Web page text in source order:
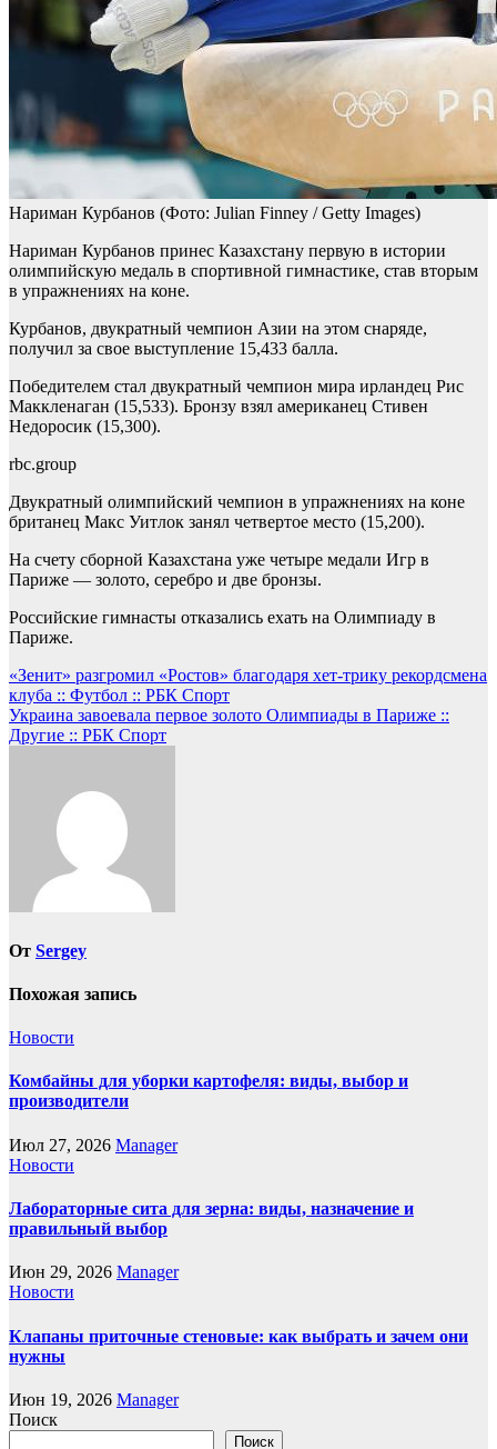
Нариман Курбанов (Фото: Julian Finney / Getty Images)
Нариман Курбанов принес Казахстану первую в истории
олимпийскую медаль в спортивной гимнастике, став вторым
в упражнениях на коне.
Курбанов, двукратный чемпион Азии на этом снаряде,
получил за свое выступление 15,433 балла.
Победителем стал двукратный чемпион мира ирландец Рис
Маккленаган (15,533). Бронзу взял американец Стивен
Недоросик (15,300).
rbc.group
Двукратный олимпийский чемпион в упражнениях на коне
британец Макс Уитлок занял четвертое место (15,200).
На счету сборной Казахстана уже четыре медали Игр в
Париже — золото, серебро и две бронзы.
Российские гимнасты отказались ехать на Олимпиаду в
Париже.
Навигация
по
записям
«Зенит» разгромил «Ростов» благодаря хет-трику рекордсмена
клуба :: Футбол :: РБК Спорт
Украина завоевала первое золото Олимпиады в Париже ::
Другие :: РБК Спорт
От Sergey
Похожая запись
Новости
Комбайны для уборки картофеля: виды, выбор и
производители
Июл 27, 2026 Manager
Новости
Лабораторные сита для зерна: виды, назначение и
правильный выбор
Июн 29, 2026 Manager
Новости
Клапаны приточные стеновые: как выбрать и зачем они
нужны
Июн 19, 2026 Manager
Поиск
Поиск